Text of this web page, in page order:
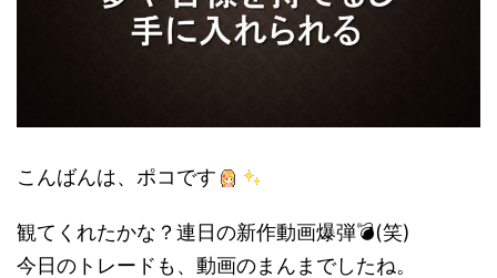
こんばんは、ポコです
観てくれたかな？連日の新作動画爆弾💣(笑)
今日のトレードも、動画のまんまでしたね。